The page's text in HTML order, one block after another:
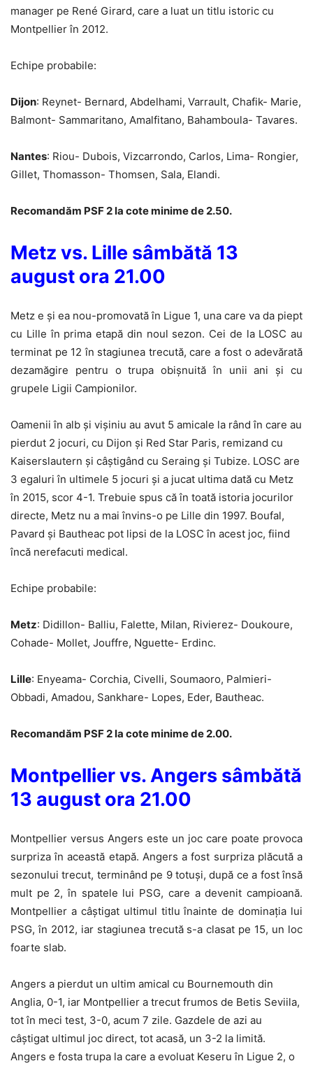
manager pe René Girard, care a luat un titlu istoric cu
Montpellier în 2012.
Echipe probabile:
Dijon: Reynet- Bernard, Abdelhami, Varrault, Chafik- Marie,
Balmont- Sammaritano, Amalfitano, Bahamboula- Tavares.
Nantes: Riou- Dubois, Vizcarrondo, Carlos, Lima- Rongier,
Gillet, Thomasson- Thomsen, Sala, Elandi.
Recomandăm PSF 2 la cote minime de 2.50.
Metz vs. Lille sâmbătă 13
august ora 21.00
Metz e și ea nou-promovată în Ligue 1, una care va da piept
cu Lille în prima etapă din noul sezon. Cei de la LOSC au
terminat pe 12 în stagiunea trecută, care a fost o adevărată
dezamăgire pentru o trupa obișnuită în unii ani și cu
grupele Ligii Campionilor.
Oamenii în alb și vișiniu au avut 5 amicale la rând în care au
pierdut 2 jocuri, cu Dijon și Red Star Paris, remizand cu
Kaiserslautern și câștigând cu Seraing și Tubize. LOSC are
3 egaluri în ultimele 5 jocuri și a jucat ultima dată cu Metz
în 2015, scor 4-1. Trebuie spus că în toată istoria jocurilor
directe, Metz nu a mai învins-o pe Lille din 1997. Boufal,
Pavard și Bautheac pot lipsi de la LOSC în acest joc, fiind
încă nerefacuti medical.
Echipe probabile:
Metz: Didillon- Balliu, Falette, Milan, Rivierez- Doukoure,
Cohade- Mollet, Jouffre, Nguette- Erdinc.
Lille: Enyeama- Corchia, Civelli, Soumaoro, Palmieri-
Obbadi, Amadou, Sankhare- Lopes, Eder, Bautheac.
Recomandăm PSF 2 la cote minime de 2.00.
Montpellier vs. Angers sâmbătă
13 august ora 21.00
Montpellier versus Angers este un joc care poate provoca
surpriza în această etapă. Angers a fost surpriza plăcută a
sezonului trecut, terminând pe 9 totuși, după ce a fost însă
mult pe 2, în spatele lui PSG, care a devenit campioană.
Montpellier a câștigat ultimul titlu înainte de dominația lui
PSG, în 2012, iar stagiunea trecută s-a clasat pe 15, un loc
foarte slab.
Angers a pierdut un ultim amical cu Bournemouth din
Anglia, 0-1, iar Montpellier a trecut frumos de Betis Seviila,
tot în meci test, 3-0, acum 7 zile. Gazdele de azi au
câștigat ultimul joc direct, tot acasă, un 3-2 la limită.
Angers e fosta trupa la care a evoluat Keseru în Ligue 2, o